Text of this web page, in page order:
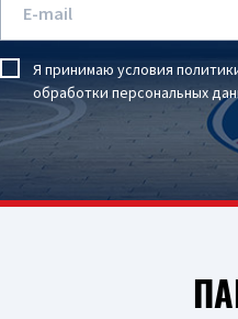
Я принимаю условия
обработки персональных